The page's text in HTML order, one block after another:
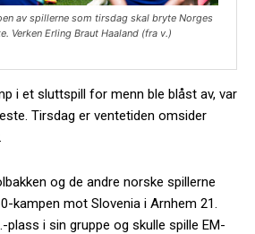
av spillerne som tirsdag skal bryte Norges
Verken Erling Braut Haaland (fra v.)
i et sluttspill for menn ble blåst av, var
Tirsdag er ventetiden omsider
og de andre norske spillerne
kampen mot Slovenia i Arnhem 21.
plass i sin gruppe og skulle spille EM-